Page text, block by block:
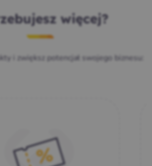
więcej?
i zwiększ potencjał swojego biznesu: